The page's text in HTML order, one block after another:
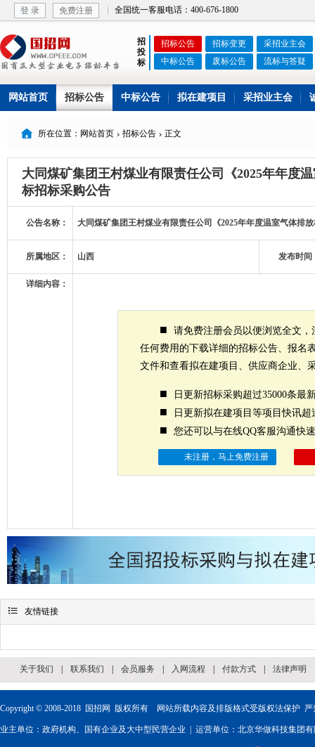
登 录 免费注册 全国统一客服电话：400-676-1800
招
投
标
招标公告 招标变更
采招业主会
中标公告
废标公告 流标与答疑
网站首页 招标公告 中标公告 拟在建项目 采招业主会
 所在位置：网站首页  招标公告  正文
大同煤矿集团王村煤业有限责任公司《2025年年度
标招标采购公告
公告名称： 大同煤矿集团王村煤业有限责任公司《2025年年度温室气体排
所属地区： 山西 发布时间
详细内容：
■
请免费注册会员以便浏览全文
任何费用的下载详细的招标公告、报名
文件和查看拟在建项目、供应商企业、
■ 日更新招标采购超过35000条最
■ 日更新拟在建项目等项目快讯超
■ 您还可以与在线QQ客服沟通快
未注册，马上免费注册
 友情链接
关于我们 联系我们 会员服务 入网流程 付款方式 法律声明
Copyright © 2008-2018 国招网 版权所有 网站所载内容及排版格式受版权法保护 严
业主单位：政府机构、国有企业及大中型民营企业 | 运营单位：北京华做科技集团